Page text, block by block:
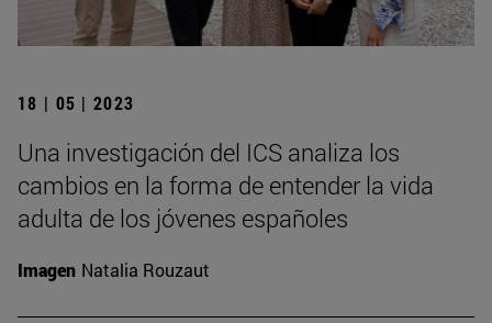
18 | 05 | 2023
Una investigación del ICS analiza los
cambios en la forma de entender la vida
adulta de los jóvenes españoles
Imagen Natalia Rouzaut